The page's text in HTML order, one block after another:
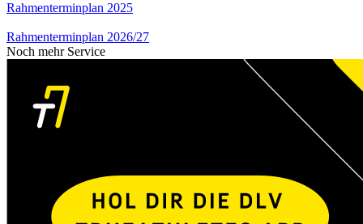
Rahmenterminplan 2025
Rahmenterminplan 2026/27
Noch mehr Service